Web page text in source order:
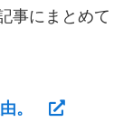
事にまとめて
由。